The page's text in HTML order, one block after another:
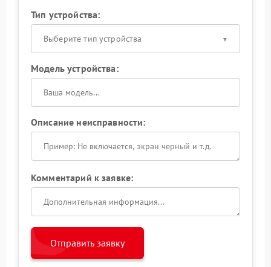
Тип устройства:
Выберите тип устройства
Модель устройства:
Описание неисправности:
Комментарий к заявке:
Отправить заявку